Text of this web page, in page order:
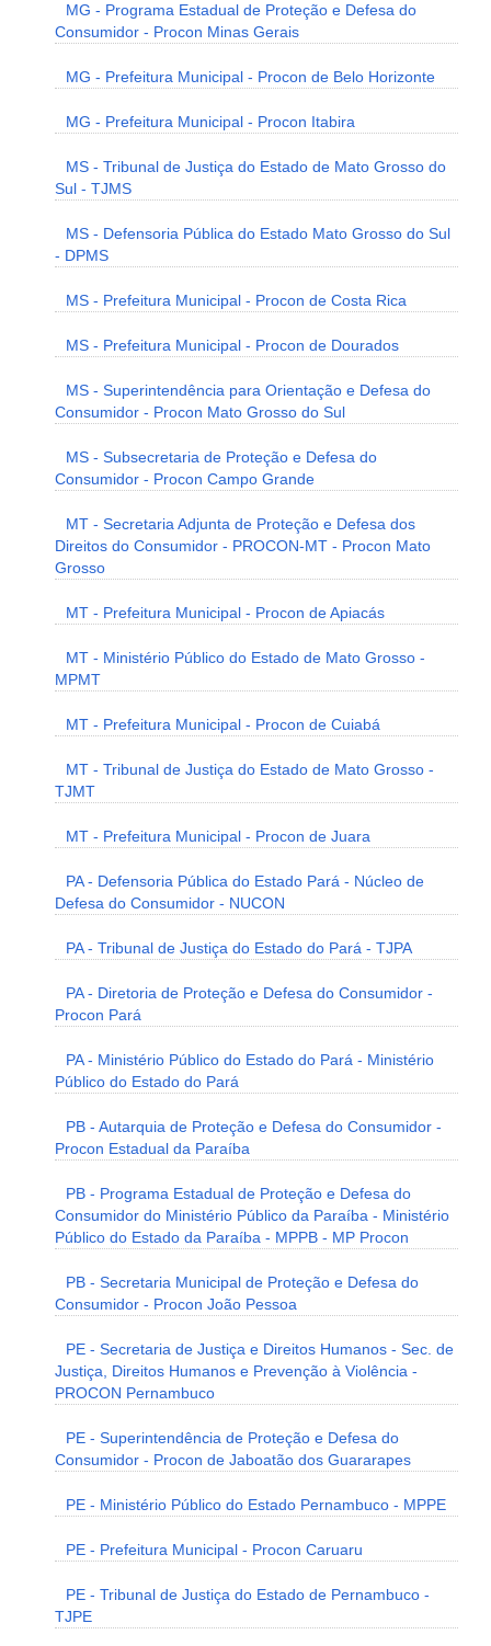
MG - Programa Estadual de Proteção e Defesa do
Consumidor - Procon Minas Gerais
MG - Prefeitura Municipal - Procon de Belo Horizonte
MG - Prefeitura Municipal - Procon Itabira
MS - Tribunal de Justiça do Estado de Mato Grosso do
Sul - TJMS
MS - Defensoria Pública do Estado Mato Grosso do Sul
- DPMS
MS - Prefeitura Municipal - Procon de Costa Rica
MS - Prefeitura Municipal - Procon de Dourados
MS - Superintendência para Orientação e Defesa do
Consumidor - Procon Mato Grosso do Sul
MS - Subsecretaria de Proteção e Defesa do
Consumidor - Procon Campo Grande
MT - Secretaria Adjunta de Proteção e Defesa dos
Direitos do Consumidor - PROCON-MT - Procon Mato
Grosso
MT - Prefeitura Municipal - Procon de Apiacás
MT - Ministério Público do Estado de Mato Grosso -
MPMT
MT - Prefeitura Municipal - Procon de Cuiabá
MT - Tribunal de Justiça do Estado de Mato Grosso -
TJMT
MT - Prefeitura Municipal - Procon de Juara
PA - Defensoria Pública do Estado Pará - Núcleo de
Defesa do Consumidor - NUCON
PA - Tribunal de Justiça do Estado do Pará - TJPA
PA - Diretoria de Proteção e Defesa do Consumidor -
Procon Pará
PA - Ministério Público do Estado do Pará - Ministério
Público do Estado do Pará
PB - Autarquia de Proteção e Defesa do Consumidor -
Procon Estadual da Paraíba
PB - Programa Estadual de Proteção e Defesa do
Consumidor do Ministério Público da Paraíba - Ministério
Público do Estado da Paraíba - MPPB - MP Procon
PB - Secretaria Municipal de Proteção e Defesa do
Consumidor - Procon João Pessoa
PE - Secretaria de Justiça e Direitos Humanos - Sec. de
Justiça, Direitos Humanos e Prevenção à Violência -
PROCON Pernambuco
PE - Superintendência de Proteção e Defesa do
Consumidor - Procon de Jaboatão dos Guararapes
PE - Ministério Público do Estado Pernambuco - MPPE
PE - Prefeitura Municipal - Procon Caruaru
PE - Tribunal de Justiça do Estado de Pernambuco -
TJPE